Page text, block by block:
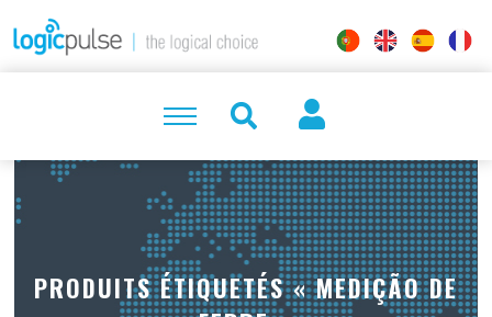
PRODUITS ÉTIQUETÉS « MEDIÇÃO DE